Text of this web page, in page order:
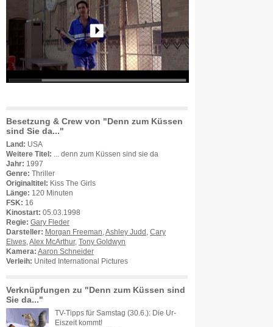
Besetzung & Crew von "Denn zum Küssen
sind Sie da..."
Land: USA
Weitere Titel: ... denn zum Küssen sind sie da
Jahr: 1997
Genre: Thriller
Originaltitel: Kiss The Girls
Länge: 120 Minuten
FSK: 16
Kinostart: 05.03.1998
Regie: Gary Fleder
Darsteller: Morgan Freeman Ashley Judd
Cary
Elwes Alex McArthur, Tony Goldwyn
Kamera: Aaron Schneider
Verleih: United International Pictures
Verknüpfungen zu "Denn zum Küssen sind
Sie da..."
TV-Tipps für Samstag (30.6.): Die Ur-
Eiszeit kommt!